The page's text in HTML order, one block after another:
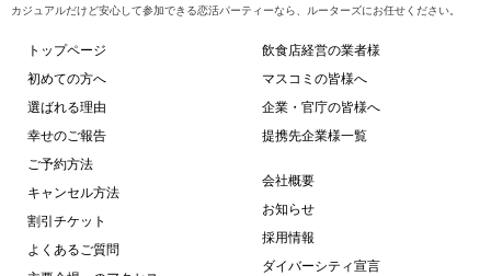
カジュアルだけど安心して参加できる恋活パーティーなら、ルーターズにお任せください。
トップページ
初めての方へ
選ばれる理由
幸せのご報告
ご予約方法
キャンセル方法
割引チケット
よくあるご質問
飲食店経営の業者様
マスコミの皆様へ
企業・官庁の皆様へ
提携先企業様一覧
会社概要
お知らせ
採用情報
ダイバーシティ宣言